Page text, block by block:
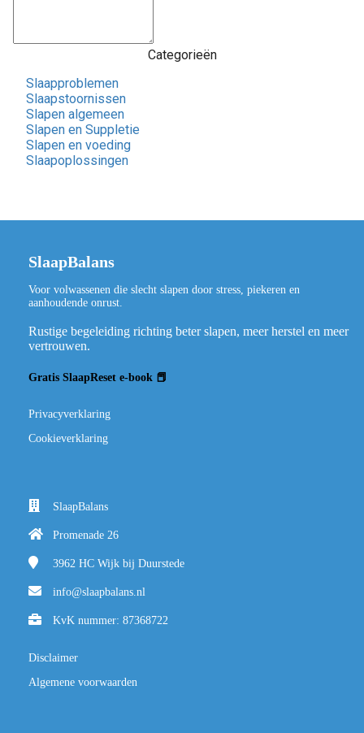
Categorieën
Slaapproblemen
Slaapstoornissen
Slapen algemeen
Slapen en Suppletie
Slapen en voeding
Slaapoplossingen
SlaapBalans
Voor volwassenen die slecht slapen door stress, piekeren en
aanhoudende onrust.
Rustige begeleiding richting beter slapen, meer herstel en meer
vertrouwen.
Gratis SlaapReset e-book 📕
Privacyverklaring
Cookieverklaring
SlaapBalans
Promenade 26
3962 HC Wijk bij Duurstede
info@slaapbalans.nl
KvK nummer: 87368722
Disclaimer
Algemene voorwaarden